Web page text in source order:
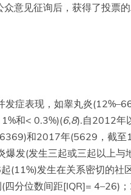
意见征询后，获得了投票
症表现，如睾丸炎
和< 0.3%)(6,8).自2012年
和2017年(5629，截至
发(发生三起或三起以上与
(11%)发生在关系密切的社
分位数间距[IQR]= 4–26)